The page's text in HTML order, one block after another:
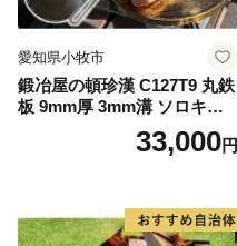
愛知県小牧市
鍛冶屋の頓珍漢 C127T9 丸鉄
板 9mm厚 3mm溝 ソロキャ
ンプ用 専用ハンドル付き ス
ノーピーク アルミパーソナ
33,000円